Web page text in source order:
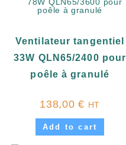
Ventilateur tangentiel
33W QLN65/2400 pour
poêle à granulé
138,00€ HT
Add to cart